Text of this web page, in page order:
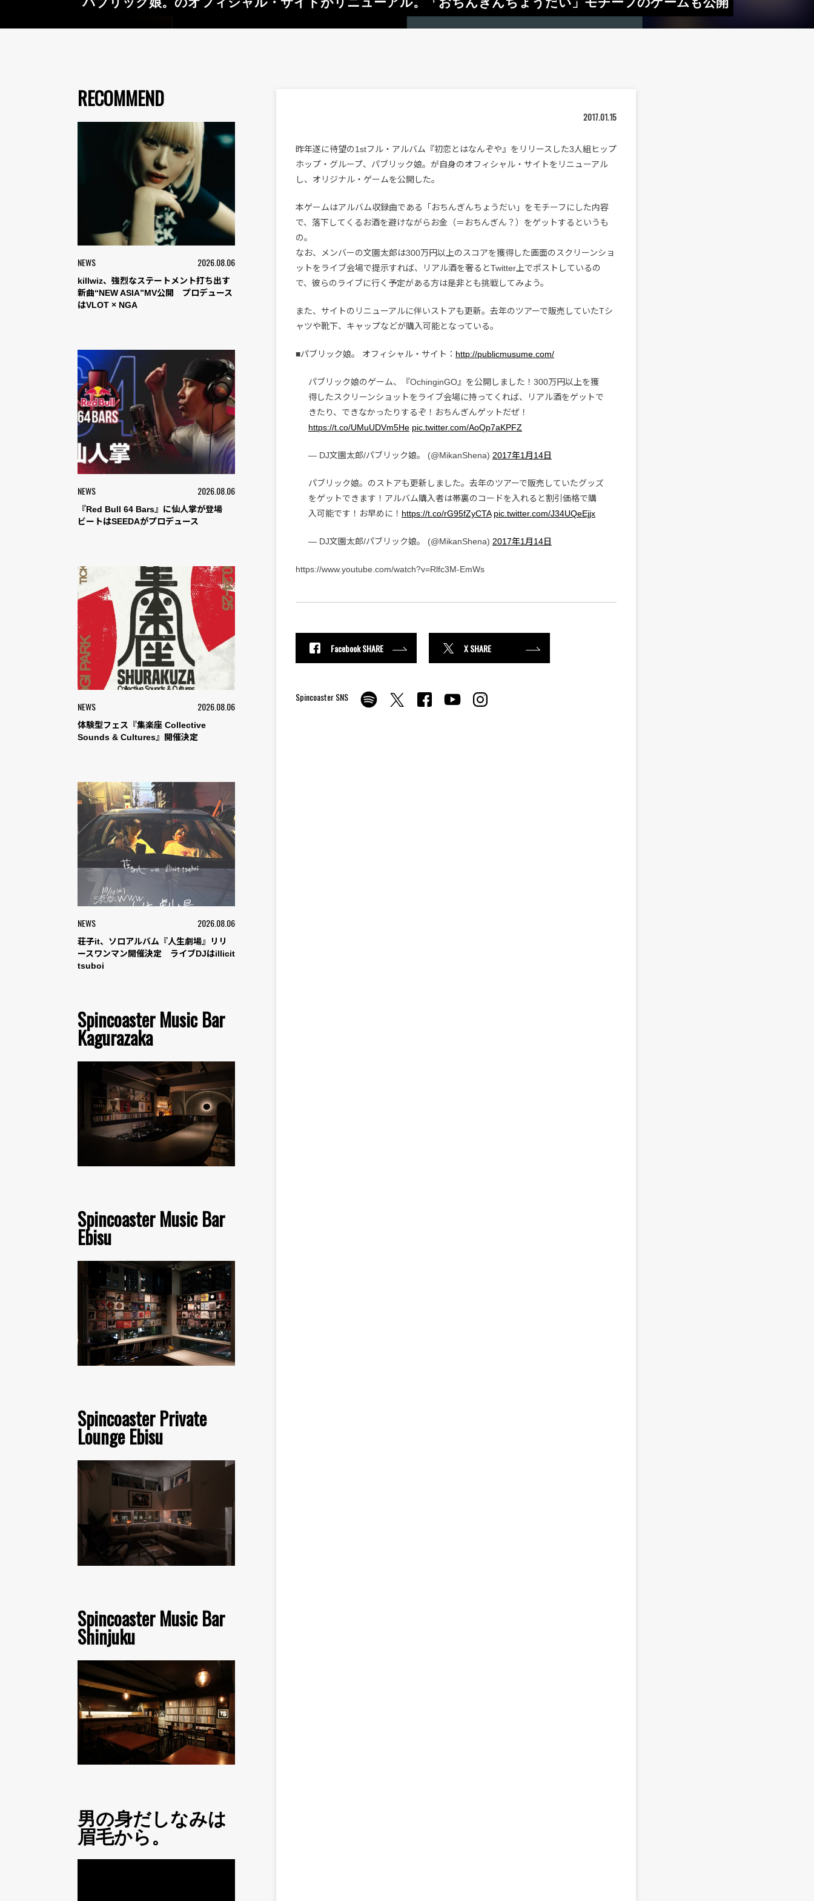
RECOMMEND
NEWS 2026.08.06
killwiz、強烈なステートメント打ち出す
新曲“NEW ASIA”MV公開 プロデュース
はVLOT × NGA
NEWS 2026.08.06
『Red Bull 64 Bars』に仙人掌が登場
ビートはSEEDAがプロデュース
NEWS 2026.08.06
体験型フェス『集楽座 Collective
Sounds & Cultures』開催決定
NEWS 2026.08.06
荘子it、ソロアルバム『人生劇場』リリ
ースワンマン開催決定 ライブDJはillicit
tsuboi
Spincoaster Music Bar
Kagurazaka
Spincoaster Music Bar
Ebisu
Spincoaster Private
Lounge Ebisu
Spincoaster Music Bar
Shinjuku
男の身だしなみは
眉毛から。
2017.01.15
昨年遂に待望の1stフル・アルバム『初恋とはなんぞや』をリリースした3人組ヒップ
ホップ・グループ、パブリック娘。が自身のオフィシャル・サイトをリニューアル
し、オリジナル・ゲームを公開した。
本ゲームはアルバム収録曲である「おちんぎんちょうだい」をモチーフにした内容
で、落下してくるお酒を避けながらお金（＝おちんぎん？）をゲットするというも
の。
なお、メンバーの文園太郎は300万円以上のスコアを獲得した画面のスクリーンショ
ットをライブ会場で提示すれば、リアル酒を奢るとTwitter上でポストしているの
で、彼らのライブに行く予定がある方は是非とも挑戦してみよう。
また、サイトのリニューアルに伴いストアも更新。去年のツアーで販売していたTシ
ャツや靴下、キャップなどが購入可能となっている。
■パブリック娘。 オフィシャル・サイト： http://publicmusume.com/
パブリック娘のゲーム、『OchinginGO』を公開しました！300万円以上を獲
得したスクリーンショットをライブ会場に持ってくれば、リアル酒をゲットで
きたり、できなかったりするぞ！おちんぎんゲットだぜ！
https://t.co/UMuUDVm5He pic.twitter.com/AoQp7aKPFZ
— DJ文園太郎/パブリック娘。 (@MikanShena) 2017年1月14日
パブリック娘。のストアも更新しました。去年のツアーで販売していたグッズ
をゲットできます！アルバム購入者は帯裏のコードを入れると割引価格で購
入可能です！お早めに！ https://t.co/rG95fZyCTA pic.twitter.com/J34UQeEjjx
— DJ文園太郎/パブリック娘。 (@MikanShena) 2017年1月14日
https://www.youtube.com/watch?v=Rlfc3M-EmWs
Facebook SHARE X SHARE
Spincoaster SNS